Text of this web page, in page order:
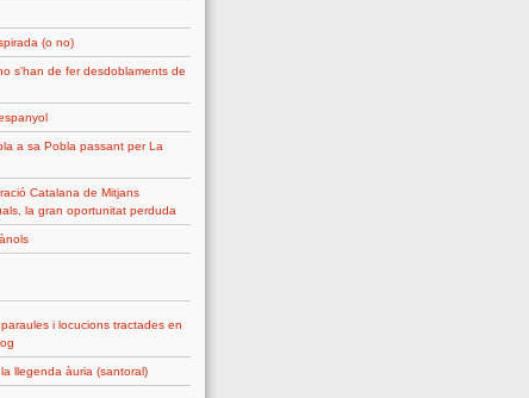
(o no)
s'han de fer desdoblaments de
a sa Pobla passant per La
Catalana de Mitjans
la gran oportunitat perduda
i locucions tractades en
llegenda àuria (santoral)